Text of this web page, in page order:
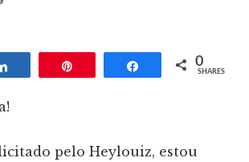
Share 0
SHARES
pelo Heylouiz, estou